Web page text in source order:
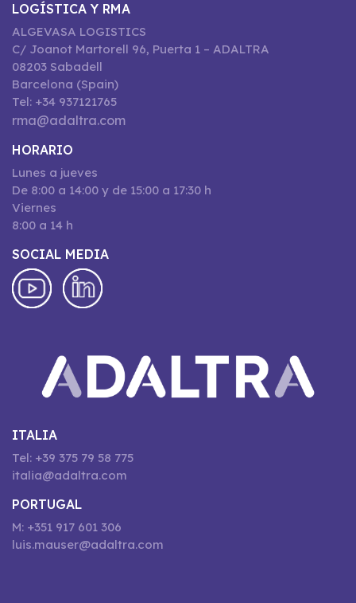
LOGÍSTICA Y RMA
ALGEVASA LOGISTICS
C/ Joanot Martorell 96, Puerta 1 – ADALTRA
08203 Sabadell
Barcelona (Spain)
Tel: +34 937121765
rma@adaltra.com
HORARIO
Lunes a jueves
De 8:00 a 14:00 y de 15:00 a 17:30 h
Viernes
8:00 a 14 h
SOCIAL MEDIA
ITALIA
Tel: +39 375 79 58 775
italia@adaltra.com
PORTUGAL
M: +351 917 601 306
luis.mauser@adaltra.com